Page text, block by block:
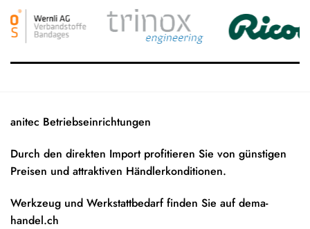
anitec Betriebseinrichtungen
Durch den direkten Import profitieren Sie von günstigen
Preisen und attraktiven Händlerkonditionen.
Werkzeug und Werkstattbedarf finden Sie aufdema-
handel.ch